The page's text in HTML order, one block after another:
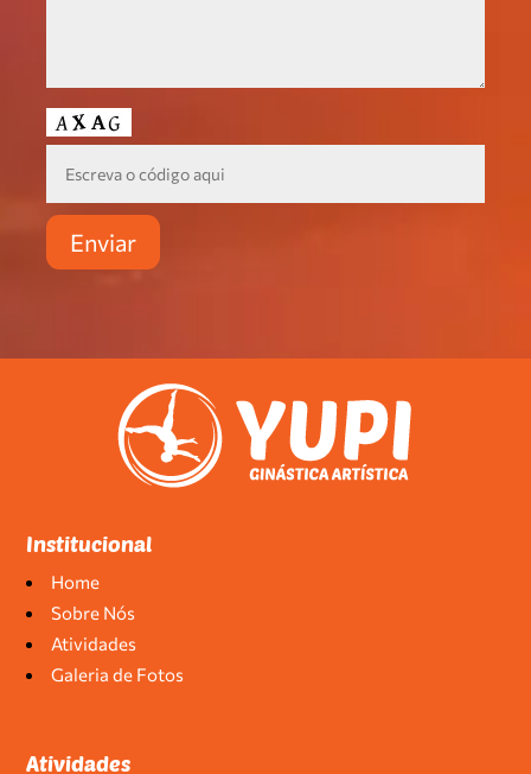
Enviar
Institucional
Home
Sobre Nós
Atividades
Galeria de Fotos
Atividades